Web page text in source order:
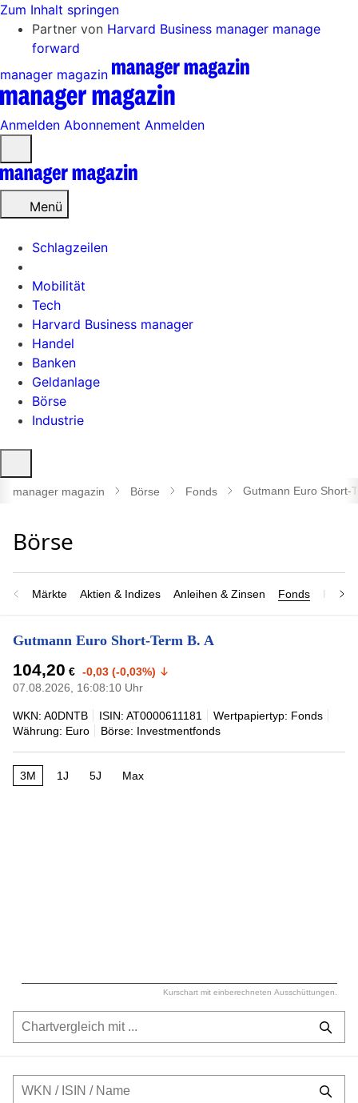
Zum Inhalt springen
Partner von Harvard Business manager manage
forward
manager magazin
Anmelden Abonnement Anmelden
öffnen
Menü
Schlagzeilen
Mobilität
Tech
Harvard Business manager
Handel
Banken
Geldanlage
Börse
Industrie
öffnen
manager magazin Börse Fonds Gutmann Euro Short-
Märkte Aktien & Indizes Anleihen & Zinsen Fonds
Gutmann Euro Short-Term B. A
104,20 € -0,03 (-0,03%)
07.08.2026, 16:08:10 Uhr
WKN: A0DNTB ISIN: AT0000611181
Wertpapiertyp: Fonds
Währung: Euro
Börse: Investmentfonds
3M 1J 5J Max
Kurschart mit einberechneten Ausschüttungen.